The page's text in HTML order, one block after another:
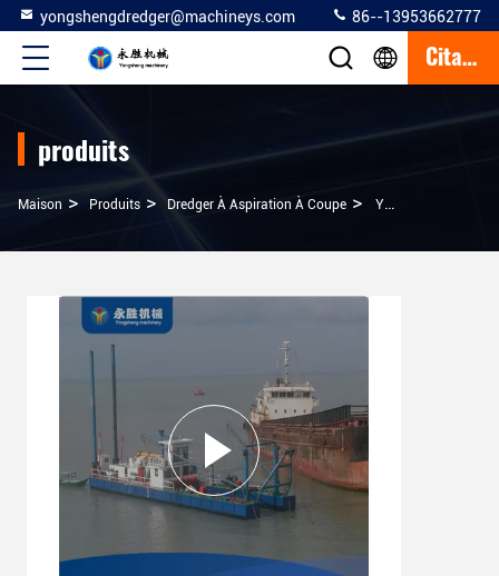
yongshengdredger@machineys.com 86--13953662777
Citation
produits
Maison > Produits > Dredger À Aspiration À Coupe > Yongsheng 20 Pouces Coupeuse Drague À Aspiration À Vendre En Stock Avec Un Délai De Livraison De 5 Jours